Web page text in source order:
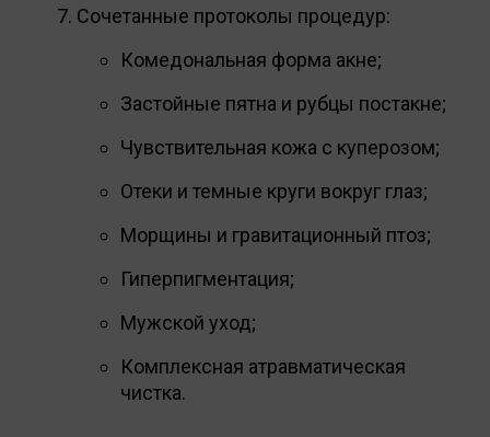
Сочетанные протоколы процедур:
Комедональная форма акне;
Застойные пятна и рубцы постакне;
Чувствительная кожа с куперозом;
Отеки и темные круги вокруг глаз;
Морщины и гравитационный птоз;
Гиперпигментация;
Мужской уход;
Комплексная атравматическая
чистка.